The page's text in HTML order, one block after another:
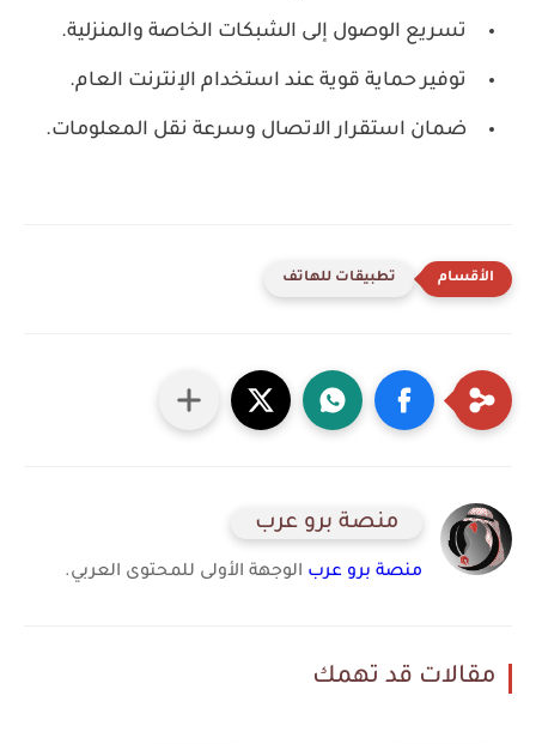
تسريع الوصول إلى الشبكات الخاصة والمنزلية.
توفير حماية قوية عند استخدام الإنترنت العام.
ضمان استقرار الاتصال وسرعة نقل المعلومات.
تطبيقات للهاتف
منصة برو عرب
منصة برو عرب الوجهة الأولى للمحتوى العربي.
مقالات قد تهمك